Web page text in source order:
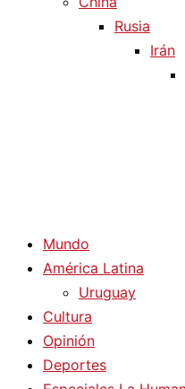
Rusia
Irán
Mundo
América Latina
Uruguay
Cultura
Opinión
Deportes